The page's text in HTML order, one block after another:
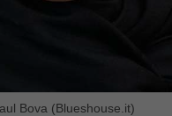
Bova (Blueshouse.it)